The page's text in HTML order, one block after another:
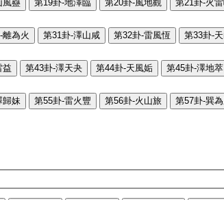
風蠱 第19卦-地澤臨 第20卦-風地觀 第21卦-火
離為火 第31卦-澤山咸 第32卦-雷風恆 第33卦-
益 第43卦-澤天夬 第44卦-天風姤 第45卦-澤地萃
歸妹 第55卦-雷火豐 第56卦-火山旅 第57卦-巽